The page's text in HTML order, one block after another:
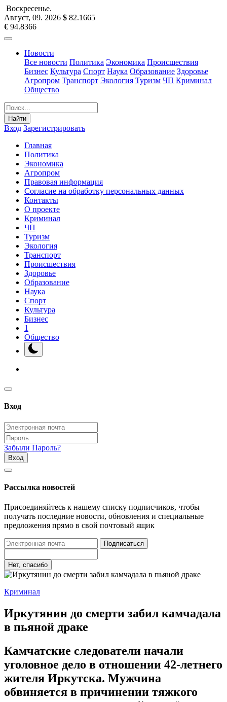
Воскресенье.
Август, 09. 2026 $ 82.1665
€ 94.8366
Новости
Все новости Политика Экономика Происшествия
Бизнес Культура Спорт Наука Образование Здоровье
Агропром Транспорт Экология Туризм ЧП Криминал
Общество
Найти
Вход Зарегистрировать
Главная
Политика
Экономика
Агропром
Правовая информация
Согласие на обработку персональных данных
Контакты
О проекте
Криминал
ЧП
Туризм
Экология
Транспорт
Происшествия
Здоровье
Образование
Наука
Спорт
Культура
Бизнес
1
Общество
Вход
Забыли Пароль?
Вход
Рассылка новостей
Присоединяйтесь к нашему списку подписчиков, чтобы
получать последние новости, обновления и специальные
предложения прямо в свой почтовый ящик
Подписаться
Нет, спасибо
Криминал
Иркутянин до смерти забил камчадала
в пьяной драке
Камчатские следователи начали
уголовное дело в отношении 42-летнего
жителя Иркутска. Мужчина
обвиняется в причинении тяжкого